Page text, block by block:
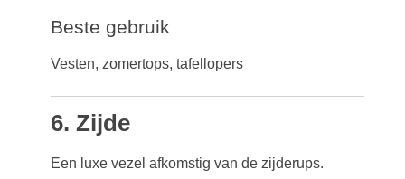
Beste gebruik
Vesten, zomertops, tafellopers
6. Zijde
Een luxe vezel afkomstig van de zijderups.